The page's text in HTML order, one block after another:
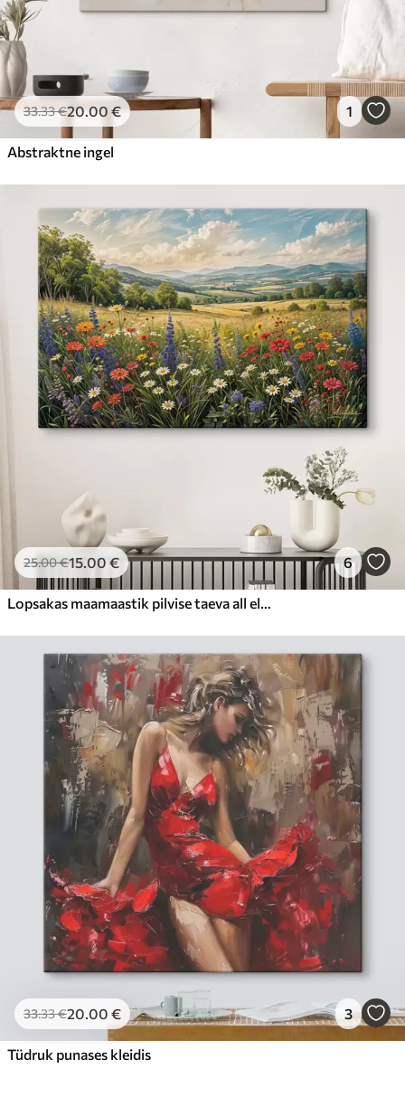
33.33€20.00 € 1
Abstraktne ingel
25.00€15.00 € 6
Lopsakas maamaastik pilvise taeva all elava värviliste lilledega täidetud metslilleniiduga
33.33€20.00 € 3
Tüdruk punases kleidis